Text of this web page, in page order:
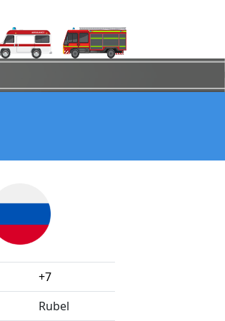
+7
Rubel